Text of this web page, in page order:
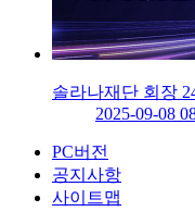
솔라나재단 회장
2025-09-08
PC버전
공지사항
사이트맵